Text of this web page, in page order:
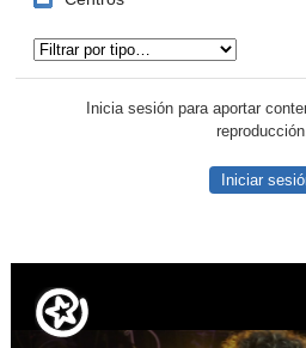
Inicia sesión para aportar
Iniciar